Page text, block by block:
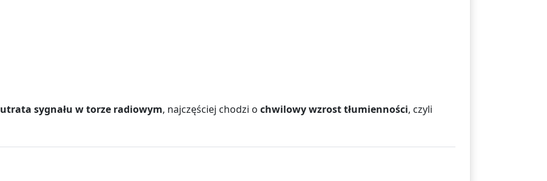
utrata sygnału w torze radiowym, najczęściej chodzi o chwilowy wzrost tłumienności, czyli